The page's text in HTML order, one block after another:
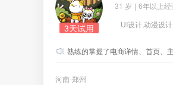
3天试用
31 岁 | 6年以上经
UI设计,动漫设
熟练的掌握了电商详情、首页、主图、平面广告设计、vi设计、标志设计、包装设计、
河南-郑州